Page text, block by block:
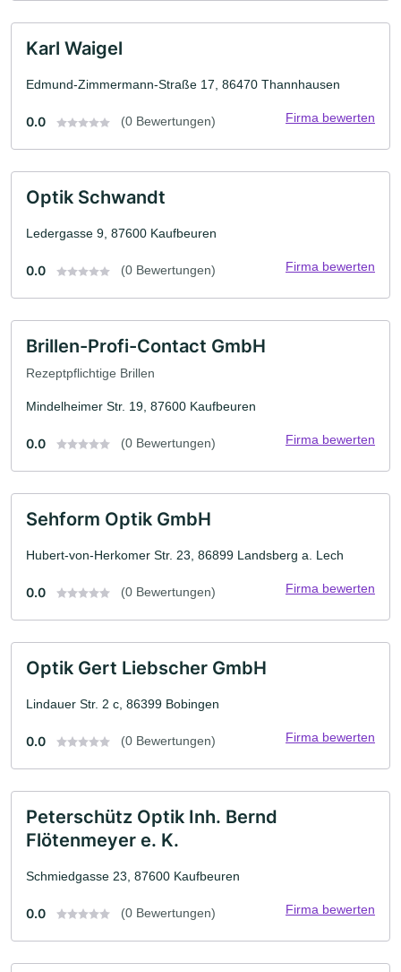
Karl Waigel
Edmund-Zimmermann-Straße 17, 86470 Thannhausen
0.0 (0 Bewertungen) Firma bewerten
Optik Schwandt
Ledergasse 9, 87600 Kaufbeuren
0.0 (0 Bewertungen) Firma bewerten
Brillen-Profi-Contact GmbH
Rezeptpflichtige Brillen
Mindelheimer Str. 19, 87600 Kaufbeuren
0.0 (0 Bewertungen) Firma bewerten
Sehform Optik GmbH
Hubert-von-Herkomer Str. 23, 86899 Landsberg a. Lech
0.0 (0 Bewertungen) Firma bewerten
Optik Gert Liebscher GmbH
Lindauer Str. 2 c, 86399 Bobingen
0.0 (0 Bewertungen) Firma bewerten
Peterschütz Optik Inh. Bernd
Flötenmeyer e. K.
Schmiedgasse 23, 87600 Kaufbeuren
0.0 (0 Bewertungen) Firma bewerten